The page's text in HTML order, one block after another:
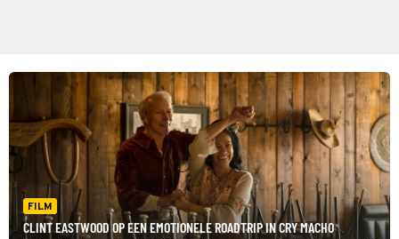
FILM
CLINT EASTWOOD OP EEN EMOTIONELE ROADTRIP IN CRY MACHO